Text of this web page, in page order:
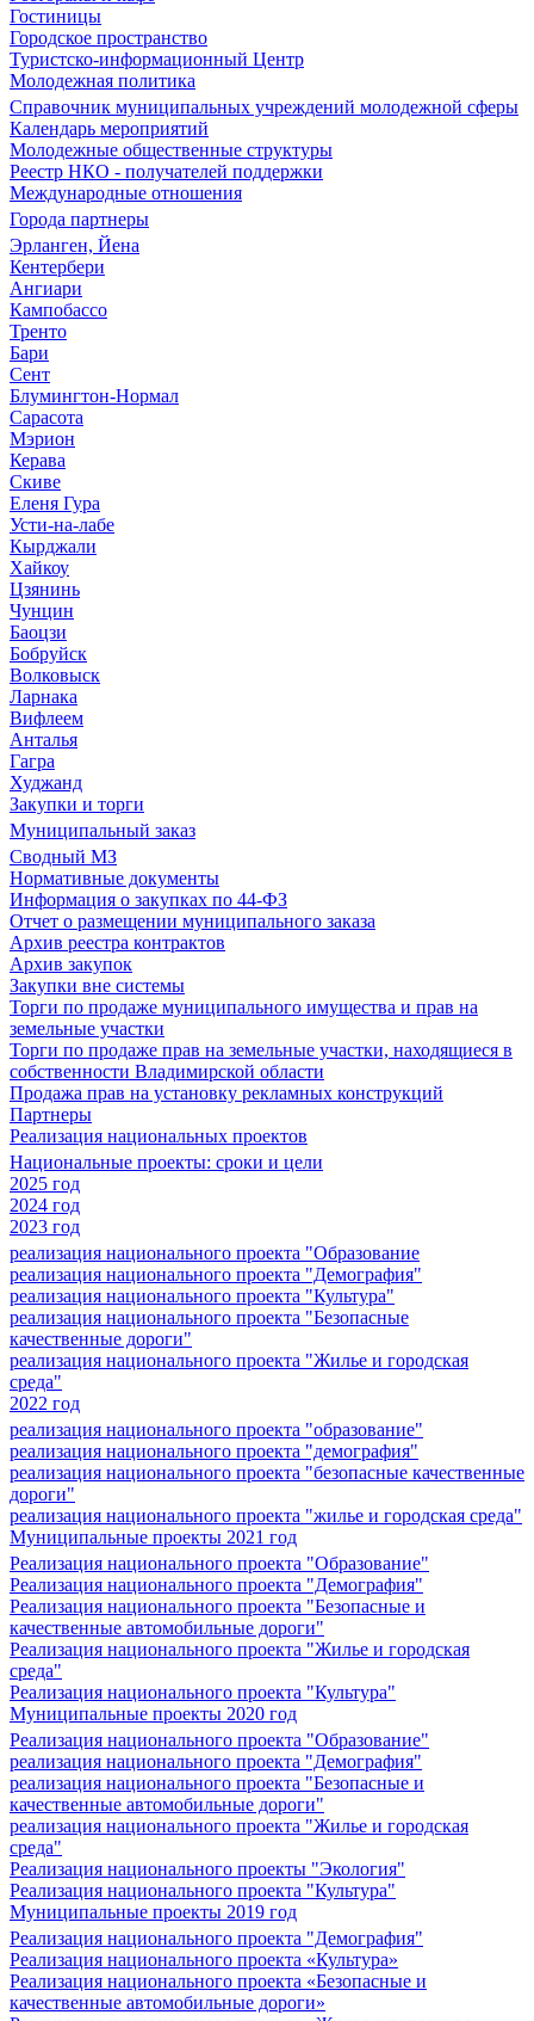
Гостиницы
Городское пространство
Туристско-информационный Центр
Молодежная политика
Справочник муниципальных учреждений молодежной сферы
Календарь мероприятий
Молодежные общественные структуры
Реестр НКО - получателей поддержки
Международные отношения
Города партнеры
Эрланген, Йена
Кентербери
Ангиари
Кампобассо
Тренто
Бари
Сент
Блумингтон-Нормал
Сарасота
Мэрион
Керава
Скиве
Еленя Гура
Усти-на-лабе
Кырджали
Хайкоу
Цзянинь
Чунцин
Баоцзи
Бобруйск
Волковыск
Ларнака
Вифлеем
Анталья
Гагра
Худжанд
Закупки и торги
Муниципальный заказ
Сводный МЗ
Нормативные документы
Информация о закупках по 44-ФЗ
Отчет о размещении муниципального заказа
Архив реестра контрактов
Архив закупок
Закупки вне системы
Торги по продаже муниципального имущества и прав на
земельные участки
Торги по продаже прав на земельные участки, находящиеся в
собственности Владимирской области
Продажа прав на установку рекламных конструкций
Партнеры
Реализация национальных проектов
Национальные проекты: сроки и цели
2025 год
2024 год
2023 год
реализация национального проекта "Образование
реализация национального проекта "Демография"
реализация национального проекта "Культура"
реализация национального проекта "Безопасные
качественные дороги"
реализация национального проекта "Жилье и городская
среда"
2022 год
реализация национального проекта "образование"
реализация национального проекта "демография"
реализация национального проекта "безопасные качественные
дороги"
реализация национального проекта "жилье и городская среда"
Муниципальные проекты 2021 год
Реализация национального проекта "Образование"
Реализация национального проекта "Демография"
Реализация национального проекта "Безопасные и
качественные автомобильные дороги"
Реализация национального проекта "Жилье и городская
среда"
Реализация национального проекта "Культура"
Муниципальные проекты 2020 год
Реализация национального проекта "Образование"
реализация национального проекта "Демография"
реализация национального проекта "Безопасные и
качественные автомобильные дороги"
реализация национального проекта "Жилье и городская
среда"
Реализация национального проекты "Экология"
Реализация национального проекта "Культура"
Муниципальные проекты 2019 год
Реализация национального проекта "Демография"
Реализация национального проекта «Культура»
Реализация национального проекта «Безопасные и
качественные автомобильные дороги»